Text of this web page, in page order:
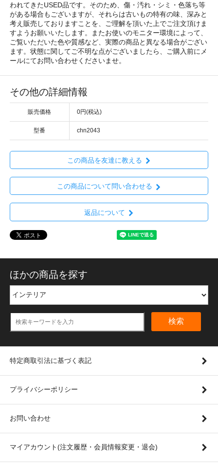
われてきたUSED品です。そのため、傷・汚れ・シミ・色落ち等
がある場合もございますが、それらは古いもの特有の味、深みと
考え販売しておりますことを、ご理解を頂いた上でご注文頂けま
すようお願いいたします。またお使いのモニター環境によって、
ご覧いただいた色や質感など、実際の商品と異なる場合がござい
ます。状態に関してご不明な点がございましたら、ご購入前にメ
ールにてお問い合わせくださいませ。
その他の詳細情報
販売価格 0円(税込)
型番 chn2043
この商品を友達に教える
この商品について問い合わせる
返品について
ほかの商品を探す
検索
特定商取引法に基づく表記
プライバシーポリシー
お問い合わせ
マイアカウント(注文履歴・会員情報変更・退会)